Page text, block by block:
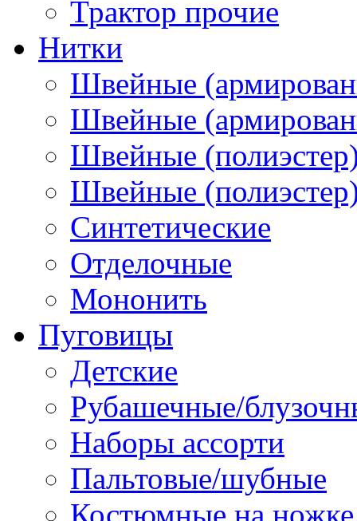
Трактор прочие
Нитки
Швейные
Швейные
Швейные
Швейные
Синтетические
Отделочные
Мононить
Пуговицы
Детские
Рубашечные/
Наборы ассорти
Пальтовые/шубные
Костюмные на ножке